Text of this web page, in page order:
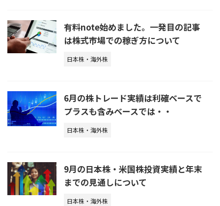
有料note始めました。一発目の記事
は株式市場での稼ぎ方について
日本株・海外株
6月の株トレード実績は利確ベースで
プラスも含みベースでは・・
日本株・海外株
9月の日本株・米国株投資実績と年末
までの見通しについて
日本株・海外株